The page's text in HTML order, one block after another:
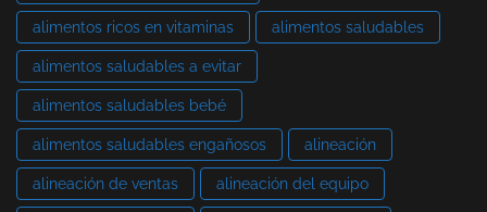
alimentos ricos en vitaminas alimentos saludables
alimentos saludables a evitar
alimentos saludables bebé
alimentos saludables engañosos alineación
alineación de ventas alineación del equipo